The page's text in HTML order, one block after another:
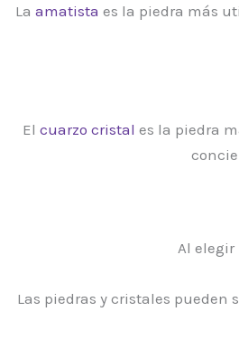
La amatista es la piedra más
El cuarzo cristal es la piedra
Al
Las piedras y cristales pueden